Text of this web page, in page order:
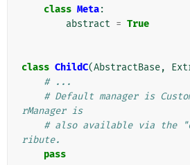
class Meta:
abstract = True
class ChildC(AbstractBase,
# ...
# Default manager is
rManager is
# also available via the
ribute.
pass